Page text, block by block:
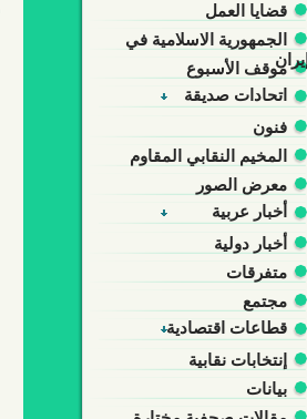
قضايا العمل
الجمهورية الاسلامية في
إيرانموقف الأسبوع
اتحادات صديقة
فنون
المخيم النقابي المقاوم
معرض الصور
أخبار عربية
أخبار دولية
متفرقات
مجتمع
قطاعات اقتصادية
إنتخابات نقابية
بيانات